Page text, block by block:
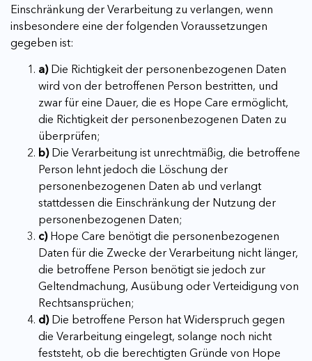
Einschränkung der Verarbeitung zu verlangen, wenn
insbesondere eine der folgenden Voraussetzungen
gegeben ist:
a)Die Richtigkeit der personenbezogenen Daten
wird von der betroffenen Person bestritten, und
zwar für eine Dauer, die es Hope Care ermöglicht,
die Richtigkeit der personenbezogenen Daten zu
überprüfen;
b)Die Verarbeitung ist unrechtmäßig, die betroffene
Person lehnt jedoch die Löschung der
personenbezogenen Daten ab und verlangt
stattdessen die Einschränkung der Nutzung der
personenbezogenen Daten;
c)Hope Care benötigt die personenbezogenen
Daten für die Zwecke der Verarbeitung nicht länger,
die betroffene Person benötigt sie jedoch zur
Geltendmachung, Ausübung oder Verteidigung von
Rechtsansprüchen;
d)Die betroffene Person hat Widerspruch gegen
die Verarbeitung eingelegt, solange noch nicht
feststeht, ob die berechtigten Gründe von Hope